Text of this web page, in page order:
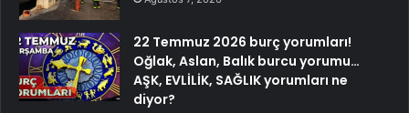
22 Temmuz 2026 burç yorumları!
Oğlak, Aslan, Balık burcu yorumu…
AŞK, EVLİLİK, SAĞLIK yorumları ne
diyor?